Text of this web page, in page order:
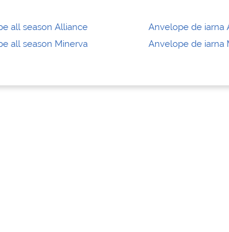
all season Alliance
Anvelope de iarna
all season Minerva Anvelope de iarna